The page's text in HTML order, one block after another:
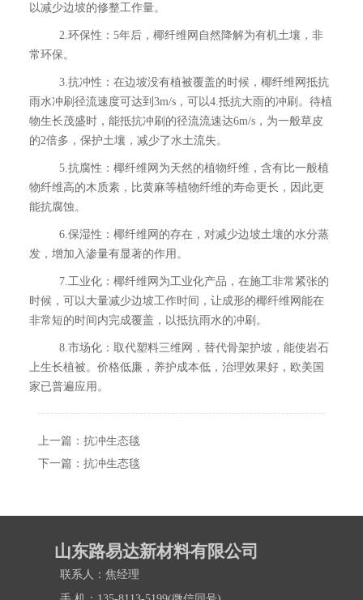
以减少边坡的修整工作量。
2.环保性：5年后，椰纤维网自然降解为有机土壤，非
常环保。
3.抗冲性：在边坡没有植被覆盖的时候，椰纤维网抵抗
雨水冲刷径流速度可达到3m/s，可以4.抵抗大雨的冲刷。待植
物生长茂盛时，能抵抗冲刷的径流流速达6m/s，为一般草皮
的2倍多，保护土壤，减少了水土流失。
5.抗腐性：椰纤维网为天然的植物纤维，含有比一般植
物纤维高的木质素，比黄麻等植物纤维的寿命更长，因此更
能抗腐蚀。
6.保湿性：椰纤维网的存在，对减少边坡土壤的水分蒸
发，增加入渗量有显著的作用。
7.工业化：椰纤维网为工业化产品，在施工非常紧张的
时候，可以大量减少边坡工作时间，让成形的椰纤维网能在
非常短的时间内完成覆盖，以抵抗雨水的冲刷。
8.市场化：取代塑料三维网，替代骨架护坡，能使岩石
上生长植被。价格低廉，养护成本低，治理效果好，欧美国
家已普遍应用。
上一篇：抗冲生态毯
下一篇：抗冲生态毯
山东路易达新材料有限公司
联系人：焦经理